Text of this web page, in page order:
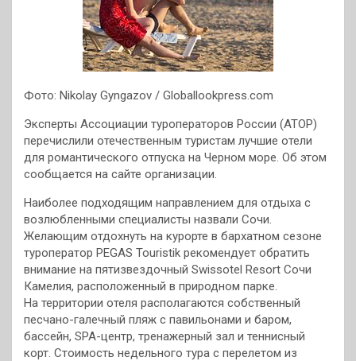
Фото: Nikolay Gyngazov / Globallookpress.com
Эксперты Ассоциации туроператоров России (АТОР)
перечислили отечественным туристам лучшие отели
для романтического отпуска на Черном море. Об этом
сообщается на сайте организации.
Наиболее подходящим направлением для отдыха с
возлюбленными специалисты назвали Сочи.
Желающим отдохнуть на курорте в бархатном сезоне
туроператор PEGAS Touristik рекомендует обратить
внимание на пятизвездочный Swissotel Resort Сочи
Камелия, расположенный в природном парке.
На территории отеля располагаются собственный
песчано-галечный пляж с павильонами и баром,
бассейн, SPA-центр, тренажерный зал и теннисный
корт. Стоимость недельного тура с перелетом из